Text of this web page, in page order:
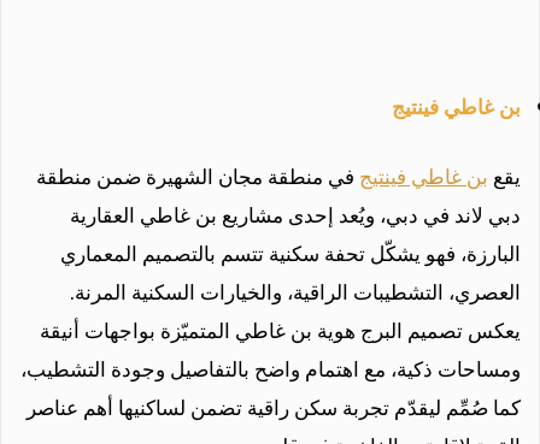
بن غاطي فينتيج
يقعبن غاطي فينتيجفي منطقة مجان الشهيرة ضمن منطقة
دبي لاند في دبي، ويُعد إحدى مشاريع بن غاطي العقارية
البارزة، فهو يشكّل تحفة سكنية تتسم بالتصميم المعماري
العصري، التشطيبات الراقية، والخيارات السكنية المرنة.
يعكس تصميم البرج هوية بن غاطي المتميّزة بواجهات أنيقة
ومساحات ذكية، مع اهتمام واضح بالتفاصيل وجودة التشطيب،
كما صُمِّم ليقدّم تجربة سكن راقية تضمن لساكنيها أهم عناصر